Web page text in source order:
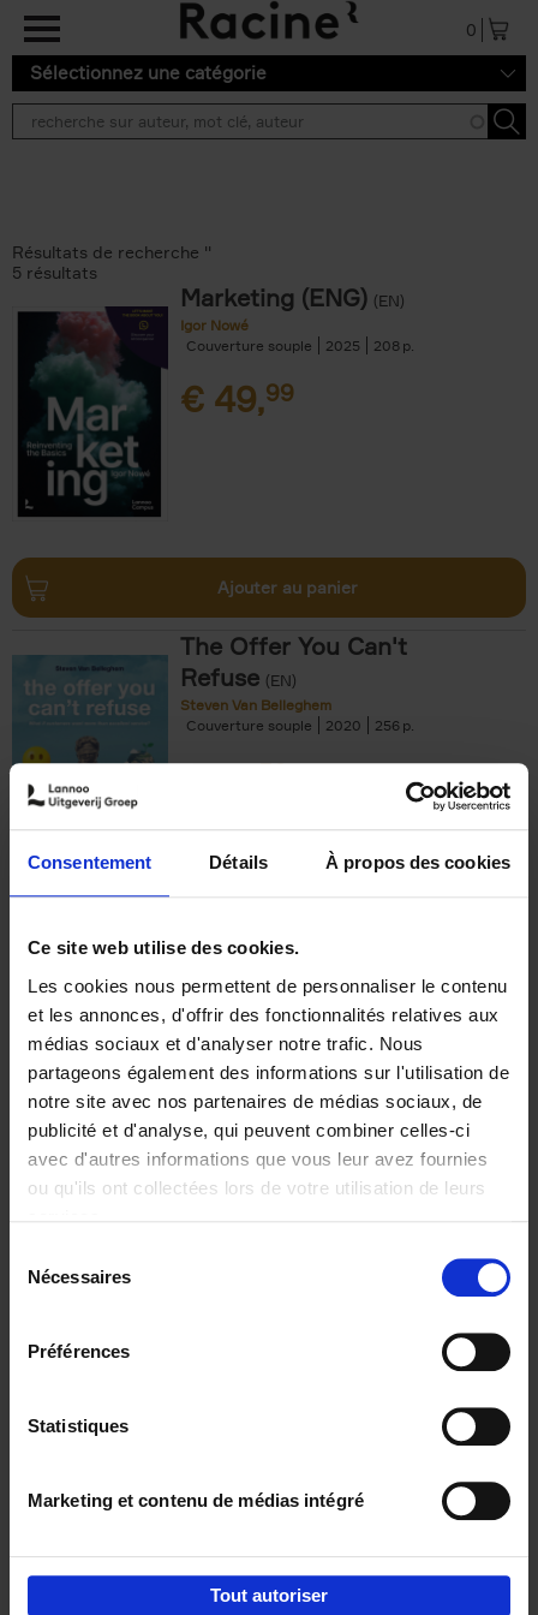
Consentement Détails À propos des cookies
Ce site web utilise des cookies.
Les cookies nous permettent de personnaliser le contenu
et les annonces, d'offrir des fonctionnalités relatives aux
médias sociaux et d'analyser notre trafic. Nous
partageons également des informations sur l'utilisation de
notre site avec nos partenaires de médias sociaux, de
publicité et d'analyse, qui peuvent combiner celles-ci
avec d'autres informations que vous leur avez fournies
ou qu'ils ont collectées lors de votre utilisation de leurs
Nécessaires
Préférences
Statistiques
Marketing et contenu de médias intégré
Tout autoriser
Aller au contenu principal
0
Sélectionnez une catégorie
Résultats de recherche ''
5 résultats
Marketing (ENG) (EN)
Igor Nowé
Couverture souple
2025 208
€ 49,99
Ajouter au panier
The Offer You Can't
Refuse (EN)
Steven Van Belleghem
Couverture souple
2020 256
€37,50
Building Bonds = Building
Business
Jochen Roef Jozefien De Feyter
Carolien Boom
Couverture souple
2025 200
€29,99
Digital marketing like a PRO -
completely revised edition (EN)